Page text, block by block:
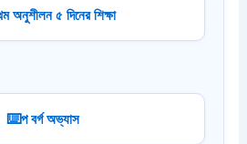
অনুশীলন ৫ দিনের শিক্ষা
প বর্গ অভ্যাস